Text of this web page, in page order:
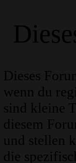
Dieses
wenn du
sind kleine
diesem
und stellen
die